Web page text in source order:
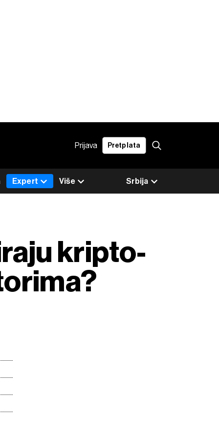
Prijava Pretplata
Srbija
Expert Više
kripto-